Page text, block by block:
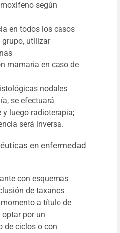
según
en todos los casos
grupo, utilizar
mamaria en caso de
nodales
se efectuará
luego radioterapia;
será inversa.
en enfermedad
con esquemas
de taxanos
a título de
optar por un
de ciclos o con